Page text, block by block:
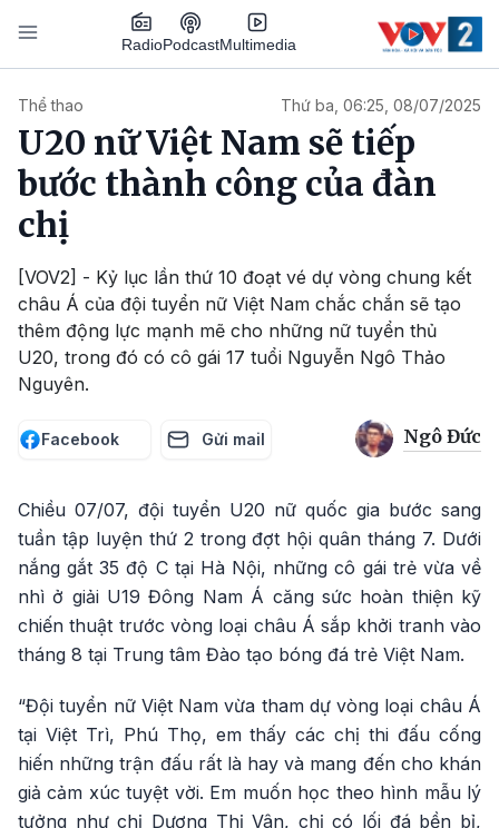
Nhảy đến nội dung
RadioPodcastMultimedia
Thể thao Thứ ba, 06:25, 08/07/2025
U20 nữ Việt Nam sẽ tiếp
bước thành công của đàn
chị
[VOV2] - Kỷ lục lần thứ 10 đoạt vé dự vòng chung kết
châu Á của đội tuyển nữ Việt Nam chắc chắn sẽ tạo
thêm động lực mạnh mẽ cho những nữ tuyển thủ
U20, trong đó có cô gái 17 tuổi Nguyễn Ngô Thảo
Nguyên.
Facebook Gửi mail Ngô Đức
Chiều 07/07, đội tuyển U20 nữ quốc gia bước sang
tuần tập luyện thứ 2 trong đợt hội quân tháng 7. Dưới
nắng gắt 35 độ C tại Hà Nội, những cô gái trẻ vừa về
nhì ở giải U19 Đông Nam Á căng sức hoàn thiện kỹ
chiến thuật trước vòng loại châu Á sắp khởi tranh vào
tháng 8 tại Trung tâm Đào tạo bóng đá trẻ Việt Nam.
“Đội tuyển nữ Việt Nam vừa tham dự vòng loại châu Á
tại Việt Trì, Phú Thọ, em thấy các chị thi đấu cống
hiến những trận đấu rất là hay và mang đến cho khán
giả cảm xúc tuyệt vời. Em muốn học theo hình mẫu lý
tưởng như chị Dương Thị Vân, chị có lối đá bền bỉ,